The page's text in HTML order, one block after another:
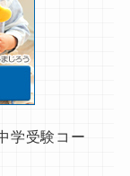
学受験コー